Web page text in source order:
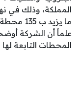
ما
علماََ أن الشركة
المحطات التابعة لها بمعدل 100